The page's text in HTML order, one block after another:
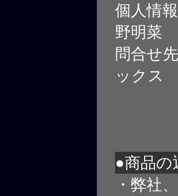
個人情
野明菜
問合せ
ックス
●商品の
・弊社